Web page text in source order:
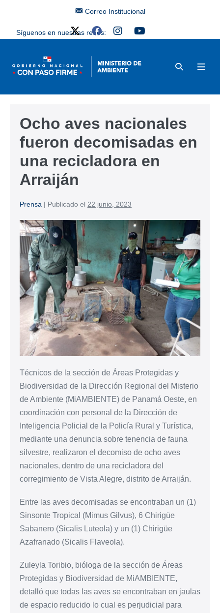
Correo Institucional
Síguenos en nuestras redes:
Ocho aves nacionales
fueron decomisadas en
una recicladora en
Arraiján
Prensa | Publicado el 22 junio, 2023
Técnicos de la sección de Áreas Protegidas y
Biodiversidad de la Dirección Regional del Misterio
de Ambiente (MiAMBIENTE) de Panamá Oeste, en
coordinación con personal de la Dirección de
Inteligencia Policial de la Policía Rural y Turística,
mediante una denuncia sobre tenencia de fauna
silvestre, realizaron el decomiso de ocho aves
nacionales, dentro de una recicladora del
corregimiento de Vista Alegre, distrito de Arraiján.
Entre las aves decomisadas se encontraban un (1)
Sinsonte Tropical (Mimus Gilvus), 6 Chirigüe
Sabanero (Sicalis Luteola) y un (1) Chirigüe
Azafranado (Sicalis Flaveola).
Zuleyla Toribio, bióloga de la sección de Áreas
Protegidas y Biodiversidad de MiAMBIENTE,
detalló que todas las aves se encontraban en jaulas
de espacio reducido lo cual es perjudicial para